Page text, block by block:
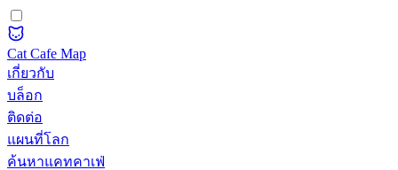
Cat Cafe Map
เกี่ยวกับ
บล็อก
ติดต่อ
แผนที่โลก
ค้นหาแคทคาเฟ่